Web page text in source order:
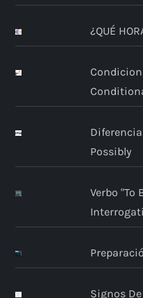
¿QUÉ
Possibly
Verbo "to
Signos